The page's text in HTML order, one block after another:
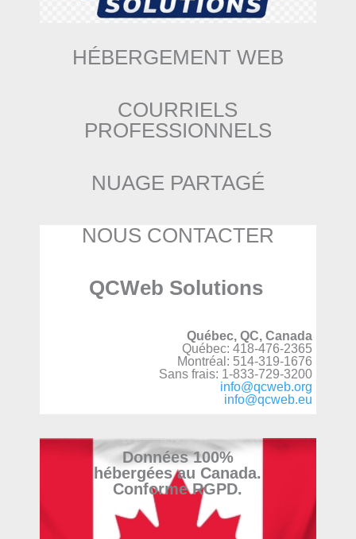
HÉBERGEMENT WEB
COURRIELS
PROFESSIONNELS
NUAGE PARTAGÉ
NOUS CONTACTER
QCWeb Solutions
Québec, QC, Canada
Québec: 418-476-2365
Montréal: 514-319-1676
Sans frais: 1-833-729-3200
info@qcweb.org
info@qcweb.eu
Données 100%
hébergées au Canada.
Conforme RGPD.